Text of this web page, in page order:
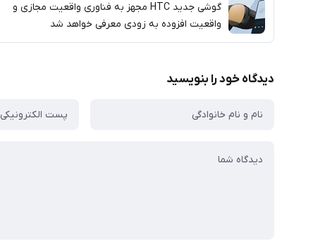
گوشی جدید HTC مجهز به فناوری واقعیت مجازی و
واقعیت افزوده به زودی معرفی خواهد شد
دیدگاه خود را بنویسید